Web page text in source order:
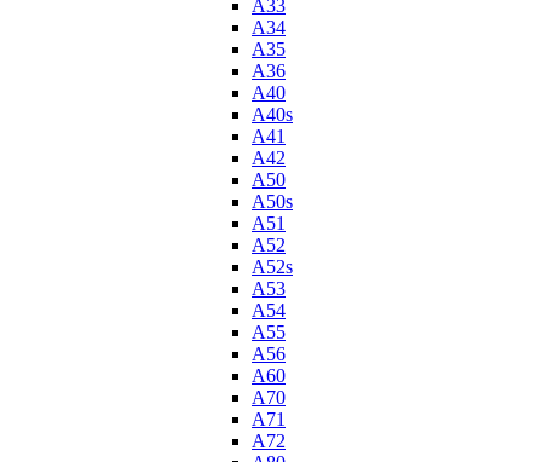
A33
A34
A35
A36
A40
A40s
A41
A42
A50
A50s
A51
A52
A52s
A53
A54
A55
A56
A60
A70
A71
A72